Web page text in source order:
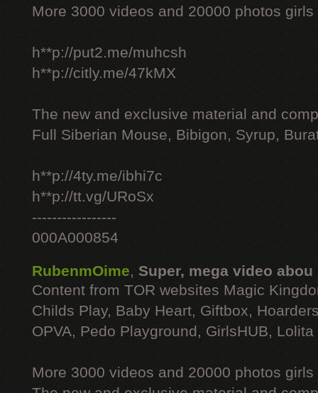
More 3000 videos and 20000 photos
h**p://put2.me/muhcsh
h**p://citly.me/47kMX
The new and exclusive material and
Full Siberian Mouse, Bibigon, Syrup,
h**p://4ty.me/ibhi7c
h**p://tt.vg/URoSx
-----------------
000A000854
RubenmOime, Super, mega video abou
Content from TOR websites Magic
Childs Play, Baby Heart, Giftbox,
OPVA, Pedo Playground, GirlsHUB, Lolita
More 3000 videos and 20000 photos